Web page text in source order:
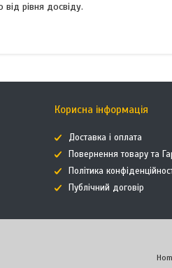
рівня досвіду.
Корисна інформація
Доставка і оплата
Повернення товару та
Політика
Публічний договір